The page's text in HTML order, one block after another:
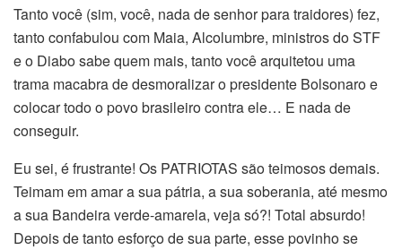
Tanto você (sim, você, nada de senhor para traidores) fez,
tanto confabulou com Maia, Alcolumbre, ministros do STF
e o Diabo sabe quem mais, tanto você arquitetou uma
trama macabra de desmoralizar o presidente Bolsonaro e
colocar todo o povo brasileiro contra ele… E nada de
conseguir.
Eu sei, é frustrante! Os PATRIOTAS são teimosos demais.
Teimam em amar a sua pátria, a sua soberania, até mesmo
a sua Bandeira verde-amarela, veja só?! Total absurdo!
Depois de tanto esforço de sua parte, esse povinho se